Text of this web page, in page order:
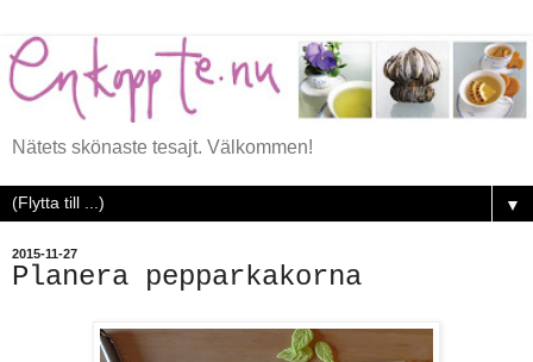
Nätets skönaste tesajt. Välkommen!
▼
2015-11-27
Planera pepparkakorna